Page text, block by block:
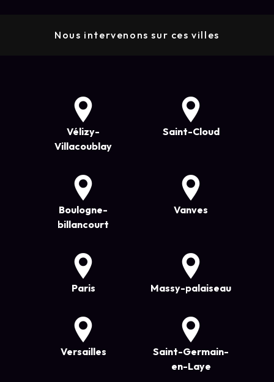
Nous intervenons sur ces villes
Vélizy-
Villacoublay
Saint-Cloud
Boulogne-
billancourt
Vanves
Paris Massy-palaiseau
Versailles
Saint-Germain-
en-Laye